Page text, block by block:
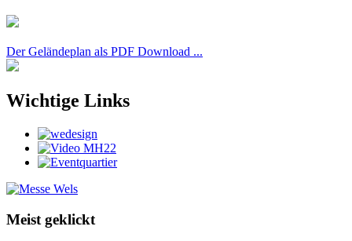
Der Geländeplan als PDF Download ...
Wichtige Links
Meist geklickt